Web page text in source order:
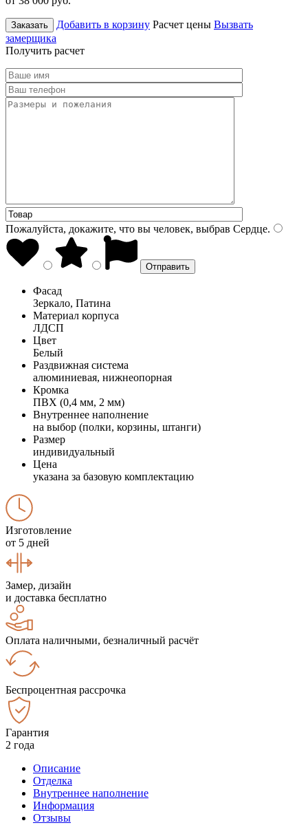
Заказать Добавить в корзину Расчет цены Вызвать
замерщика
Получить расчет
Пожалуйста, докажите, что вы человек, выбрав Сердце.
Фасад
Зеркало, Патина
Материал корпуса
ЛДСП
Цвет
Белый
Раздвижная система
алюминиевая, нижнеопорная
Кромка
ПВХ (0,4 мм, 2 мм)
Внутреннее наполнение
на выбор (полки, корзины, штанги)
Размер
индивидуальный
Цена
указана за базовую комплектацию
Изготовление
от 5 дней
Замер, дизайн
и доставка бесплатно
Оплата наличными, безналичный расчёт
Беспроцентная рассрочка
Гарантия
2 года
Описание
Отделка
Внутреннее наполнение
Информация
Отзывы